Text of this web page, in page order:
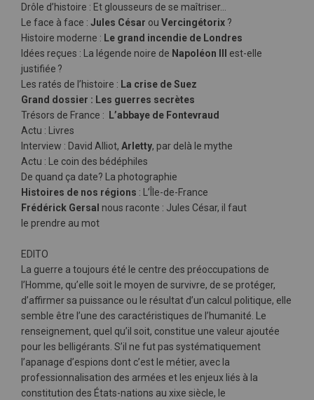
Drôle d’histoire : Et glousseurs de se maîtriser…
Le face à face : Jules César ou Vercingétorix ?
Histoire moderne : Le grand incendie de Londres
Idées reçues : La légende noire de Napoléon III
est-elle
justifiée ?
Les ratés de l’histoire : La crise de Suez
Grand dossier : Les guerres secrètes
Trésors de France :
L’abbaye de Fontevraud
Actu : Livres
Interview : David Alliot, Arletty, par delà le mythe
Actu : Le coin des bédéphiles
De quand ça date? La photographie
Histoires de nos régions : L’Île-de-France
Frédérick Gersal nous raconte : Jules César, il faut
le prendre au mot
EDITO
La guerre a toujours été le centre des préoccupations de
l’Homme, qu’elle soit le moyen de survivre, de se protéger,
d’affirmer sa puissance ou le résultat d’un calcul politique, elle
semble être l’une des caractéristiques de l’humanité. Le
renseignement, quel qu’il soit, constitue une valeur ajoutée
pour les belligérants. S’il ne fut pas systématiquement
l’apanage d’espions dont c’est le métier, avec la
professionnalisation des armées et les enjeux liés à la
constitution des États-nations au xixe siècle, le